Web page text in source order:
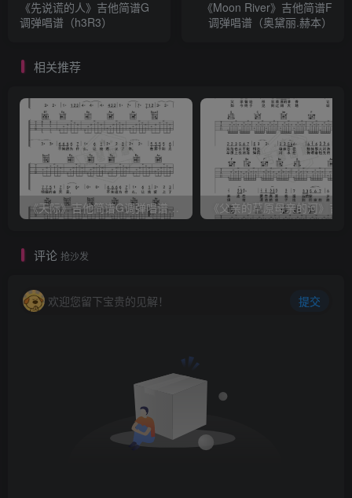
《先说谎的人》吉他简谱G
调弹唱谱（h3R3）
《Moon River》吉他简谱F
调弹唱谱（奥黛丽.赫本）
相关推荐
《天际》吉他简谱G调弹唱谱（姜玉阳）
评论 抢沙发
欢迎您留下宝贵的见解！ 提交